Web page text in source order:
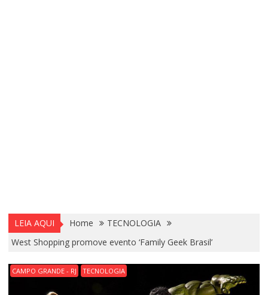
LEIA AQUI Home
TECNOLOGIA
West Shopping promove evento ‘Family Geek Brasil’
CAMPO GRANDE - RJ TECNOLOGIA